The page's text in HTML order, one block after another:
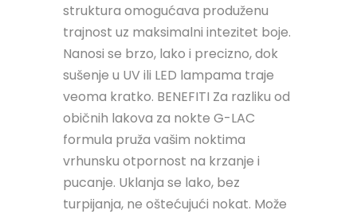
struktura omogućava produženu
trajnost uz maksimalni intezitet boje.
Nanosi se brzo, lako i precizno, dok
sušenje u UV ili LED lampama traje
veoma kratko. BENEFITI Za razliku od
običnih lakova za nokte G-LAC
formula pruža vašim noktima
vrhunsku otpornost na krzanje i
pucanje. Uklanja se lako, bez
turpijanja, ne oštećujući nokat. Može